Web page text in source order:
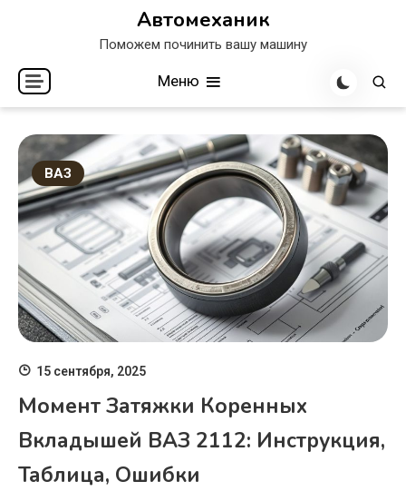
Автомеханик
Поможем починить вашу машину
Меню
ВАЗ
15 сентября, 2025
Момент Затяжки Коренных
Вкладышей ВАЗ 2112: Инструкция,
Таблица, Ошибки